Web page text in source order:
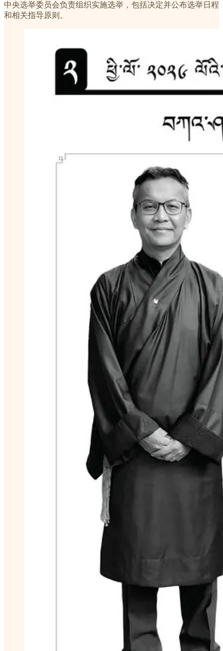
中央选举委员会负责组织实施选举，包括决定并公布选举日程
和相关指导原则。